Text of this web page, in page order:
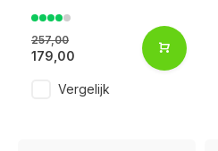
257,00
179,00
Vergelijk